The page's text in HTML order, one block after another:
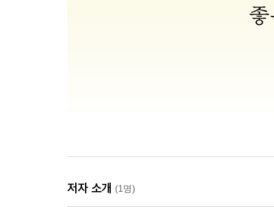
저자 소개 (1명)